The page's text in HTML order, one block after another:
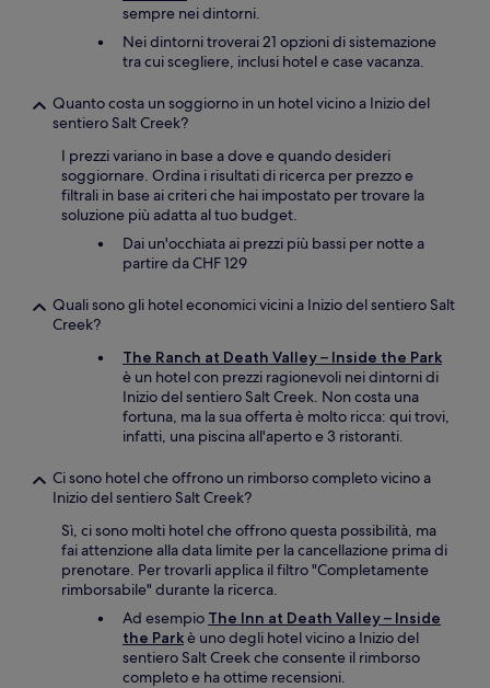
sempre nei dintorni.
Nei dintorni troverai 21 opzioni di sistemazione
tra cui scegliere, inclusi hotel e case vacanza.
Quanto costa un soggiorno in un hotel vicino a Inizio del
sentiero Salt Creek?
I prezzi variano in base a dove e quando desideri
soggiornare. Ordina i risultati di ricerca per prezzo e
filtrali in base ai criteri che hai impostato per trovare la
soluzione più adatta al tuo budget.
Dai un'occhiata ai prezzi più bassi per notte a
partire da CHF 129
Quali sono gli hotel economici vicini a Inizio del sentiero Salt
Creek?
The Ranch at Death Valley – Inside the Park
è un hotel con prezzi ragionevoli nei dintorni di
Inizio del sentiero Salt Creek. Non costa una
fortuna, ma la sua offerta è molto ricca: qui trovi,
infatti, una piscina all'aperto e 3 ristoranti.
Ci sono hotel che offrono un rimborso completo vicino a
Inizio del sentiero Salt Creek?
Sì, ci sono molti hotel che offrono questa possibilità, ma
fai attenzione alla data limite per la cancellazione prima di
prenotare. Per trovarli applica il filtro "Completamente
rimborsabile" durante la ricerca.
Ad esempio The Inn at Death Valley – Inside
the Parkè uno degli hotel vicino a Inizio del
sentiero Salt Creek che consente il rimborso
completo e ha ottime recensioni.